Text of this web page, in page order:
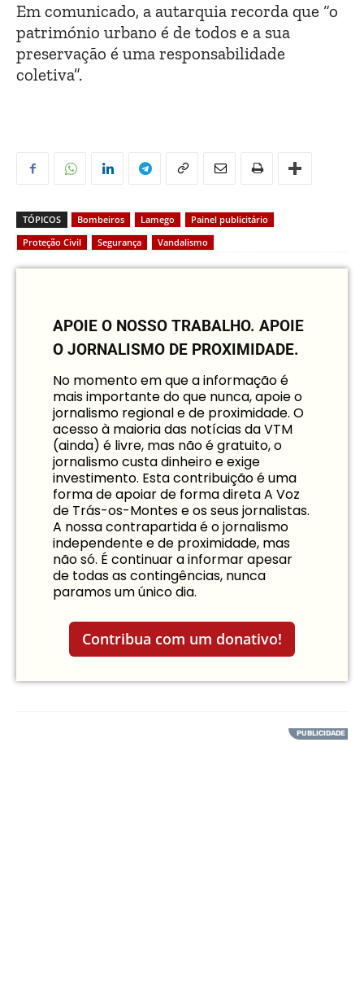
Em comunicado, a autarquia recorda que “o
património urbano é de todos e a sua
preservação é uma responsabilidade
coletiva”.
TÓPICOS Bombeiros Lamego
Painel publicitário
Proteção Civil
Segurança Vandalismo
APOIE O NOSSO TRABALHO. APOIE
O JORNALISMO DE PROXIMIDADE.
No momento em que a informação é
mais importante do que nunca, apoie o
jornalismo regional e de proximidade. O
acesso à maioria das notícias da VTM
(ainda) é livre, mas não é gratuito, o
jornalismo custa dinheiro e exige
investimento. Esta contribuição é uma
forma de apoiar de forma direta A Voz
de Trás-os-Montes e os seus jornalistas.
A nossa contrapartida é o jornalismo
independente e de proximidade, mas
não só. É continuar a informar apesar
de todas as contingências, nunca
paramos um único dia.
Contribua com um donativo!